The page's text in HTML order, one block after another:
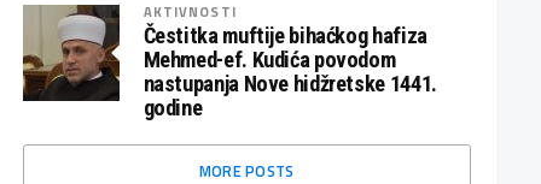
AKTIVNOSTI
Čestitka muftije bihaćkog hafiza
Mehmed-ef. Kudića povodom
nastupanja Nove hidžretske 1441.
godine
MORE POSTS